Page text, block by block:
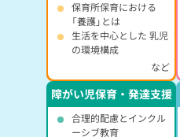
保育所保育における
「養護」とは
生活を中心とした 乳児
の環境構成
など
障がい児保育・発達支援
合理的配慮とインクル
ーシブ教育